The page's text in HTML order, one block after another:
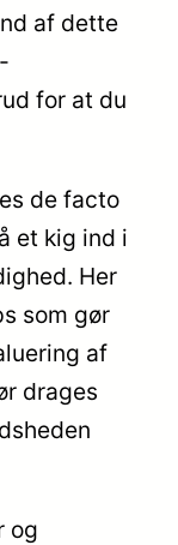
af dette
for at du
de facto
et kig ind i
Her
som gør
af
drages
og